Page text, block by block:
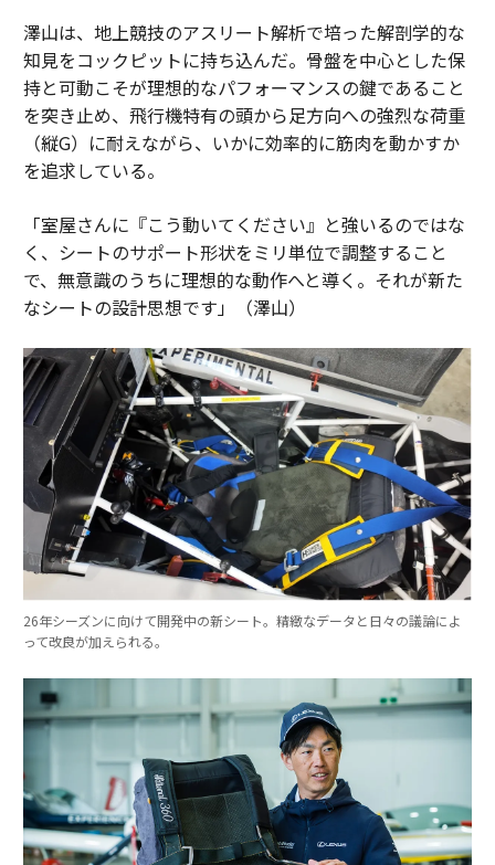
澤山は、地上競技のアスリート解析で培った解剖学的な
知見をコックピットに持ち込んだ。骨盤を中心とした保
持と可動こそが理想的なパフォーマンスの鍵であること
を突き止め、飛行機特有の頭から足方向への強烈な荷重
（縦G）に耐えながら、いかに効率的に筋肉を動かすか
を追求している。
「室屋さんに『こう動いてください』と強いるのではな
く、シートのサポート形状をミリ単位で調整すること
で、無意識のうちに理想的な動作へと導く。それが新た
なシートの設計思想です」（澤山）
26年シーズンに向けて開発中の新シート。精緻なデータと日々の議論によ
って改良が加えられる。